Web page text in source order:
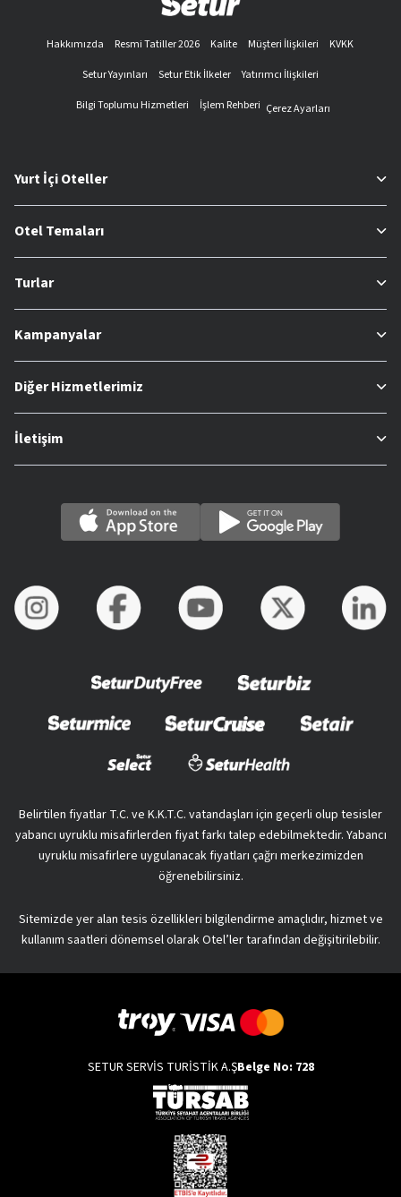
Hakkımızda Resmi Tatiller 2026 Kalite Müşteri İlişkileri
KVKK
Setur Yayınları
Setur Etik İlkeler
Yatırımcı İlişkileri
Bilgi Toplumu Hizmetleri
İşlem Rehberi Çerez Ayarları
Yurt İçi Oteller
Otel Temaları
Turlar
Kampanyalar
Diğer Hizmetlerimiz
İletişim
Belirtilen fiyatlar T.C. ve K.K.T.C. vatandaşları için geçerli olup tesisler
yabancı uyruklu misafirlerden fiyat farkı talep edebilmektedir. Yabancı
uyruklu misafirlere uygulanacak fiyatları çağrı merkezimizden
öğrenebilirsiniz.
Sitemizde yer alan tesis özellikleri bilgilendirme amaçlıdır, hizmet ve
kullanım saatleri dönemsel olarak Otel’ler tarafından değişitirilebilir.
SETUR SERVİS TURİSTİK A.ŞBelge No: 728